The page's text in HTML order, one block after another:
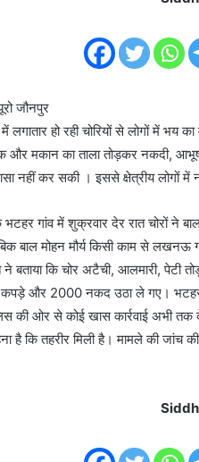
जौनपुर
हो रही चोरियों से लोगों में भय
और मकान का ताला तोड़कर नकदी,
नहीं कर सकी । इससे क्षेत्रीय लोगों में
गांव में शुक्रवार देर रात चोरों ने
बाल मोहन मौर्य किसी काम से लखनऊ
ने बताया कि चोर अटैची, आलमारी, पेटी
और 2000 नकद उठा ले गए। भटहर
की ओर से कोई खास कार्रवाई अभी तक
है कि तहरीर मिली है। मामले की जांच की